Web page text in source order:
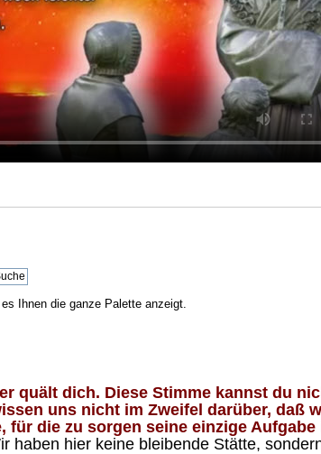
Ihnen die ganze Palette anzeigt.
quält dich. Diese Stimme kannst du
uns nicht im Zweifel darüber, daß
die zu sorgen seine einzige
hier keine bleibende Stätte,